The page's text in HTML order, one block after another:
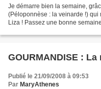
Je démarre bien la semaine,
(Péloponnèse : la veinarde !) qui
Liza ! Passez une bonne
GOURMANDISE :
Publié le 21/09/2008 à 09:53
Par MaryAthenes